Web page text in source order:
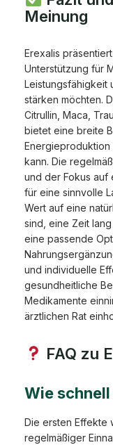
Meinung
Erexalis
Unterstützung für
Leistungsfähigkeit
stärken möchten.
Citrullin, Maca,
bietet eine breite
Energieproduktion
kann. Die
und der Fokus auf
für eine sinnvolle
Wert auf eine
sind, eine Zeit
eine passende
und individuelle
gesundheitliche
Medikamente
ärztlichen Rat
FAQ zu
Wie
Die ersten Effekte
regelmäßiger